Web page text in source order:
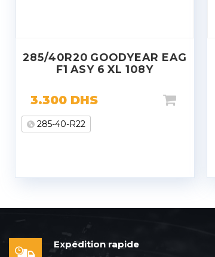
285/40R20 GOODYEAR EAG
F1 ASY 6 XL 108Y
3.300 DHS
285-40-R22
Expédition rapide